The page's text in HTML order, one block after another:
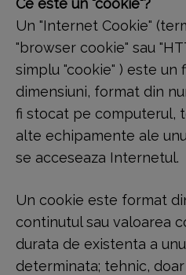
Ce este un "cookie"?
Un "Internet Cookie"
"browser cookie" sau
simplu "cookie" ) este un
dimensiuni, format din
fi stocat pe computerul,
alte echipamente ale
se acceseaza Internetul.
Un cookie este format
continutul sau valoarea
durata de existenta a
determinata; tehnic,